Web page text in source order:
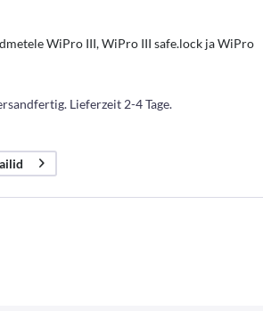
WiPro III, WiPro III safe.lock ja WiPro
Lieferzeit 2-4 Tage.